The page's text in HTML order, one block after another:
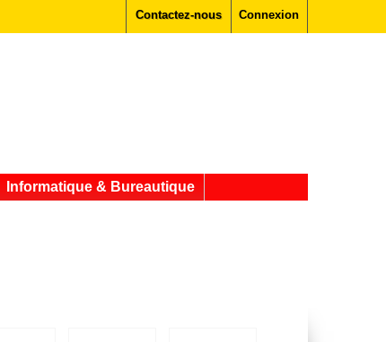
Connexion
Contactez-nous
Informatique & Bureautique